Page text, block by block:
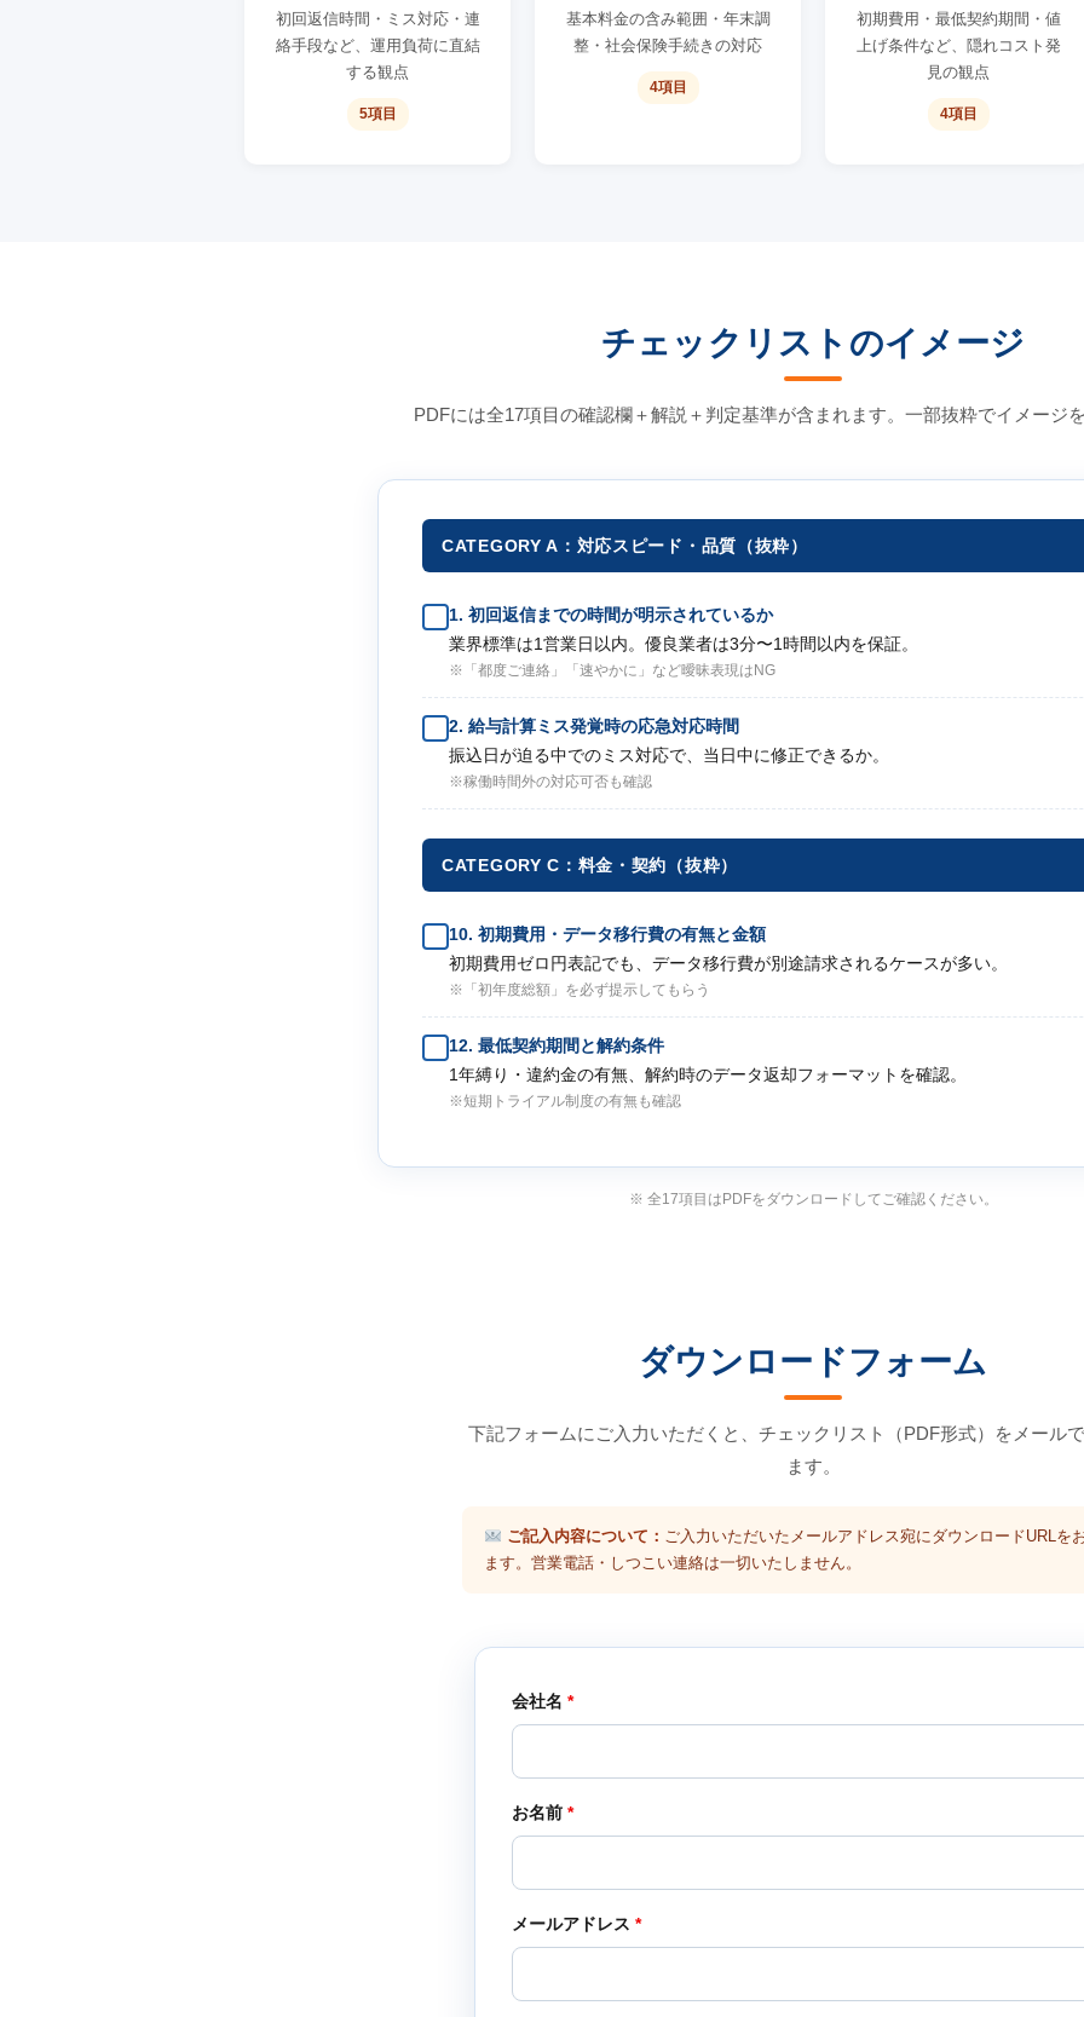
初回返信時間・ミス対応・連
絡手段など、運用負荷に直結
する観点
5項目
基本料金の含み範囲・年末調
整・社会保険手続きの対応
4項目
初期費用・最低契約期間・値
上げ条件など、隠れコスト発
見の観点
4項目
チェックリストのイメージ
PDFには全17項目の確認欄＋解説＋判定基準が含まれます。一部抜粋でイメージ
CATEGORY A：対応スピード・品質（抜粋）
1. 初回返信までの時間が明示されているか
業界標準は1営業日以内。優良業者は3分〜1時間以内を保証。
※「都度ご連絡」「速やかに」など曖昧表現はNG
2. 給与計算ミス発覚時の応急対応時間
振込日が迫る中でのミス対応で、当日中に修正できるか。
※稼働時間外の対応可否も確認
CATEGORY C：料金・契約（抜粋）
10. 初期費用・データ移行費の有無と金額
初期費用ゼロ円表記でも、データ移行費が別途請求されるケースが多い。
※「初年度総額」を必ず提示してもらう
12. 最低契約期間と解約条件
1年縛り・違約金の有無、解約時のデータ返却フォーマットを確認。
※短期トライアル制度の有無も確認
※ 全17項目はPDFをダウンロードしてご確認ください。
ダウンロードフォーム
下記フォームにご入力いただくと、チェックリスト（PDF形式）をメール
ます。
ご記入内容について： ご入力いただいたメールアドレス宛にダウンロードURLを
ます。営業電話・しつこい連絡は一切いたしません。
会社名 *
お名前 *
メールアドレス *